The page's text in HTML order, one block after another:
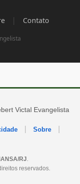
| Contato
Victal Evangelista
Sobre
RJ.
reservados.